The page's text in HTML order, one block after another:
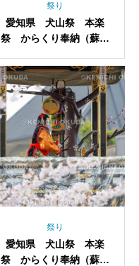
祭り
愛知県 犬山祭 本楽
祭 からくり奉納（蘇登
祭り
愛知県 犬山祭 本楽
祭 からくり奉納（蘇登